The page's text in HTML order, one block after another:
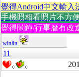
覺得Android中文輸入
手機照相看照片不方
覺得鬧鐘/行事曆有
winlin
11
0 0